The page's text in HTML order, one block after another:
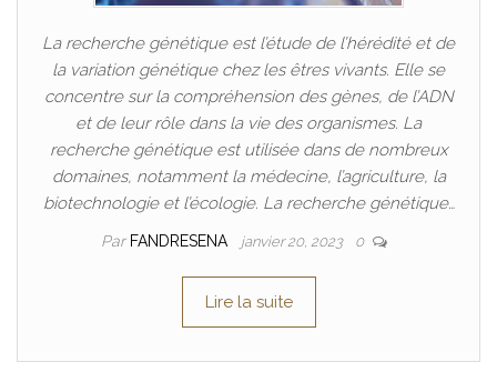
La recherche génétique est l’étude de l’hérédité et de
la variation génétique chez les êtres vivants. Elle se
concentre sur la compréhension des gènes, de l’ADN
et de leur rôle dans la vie des organismes. La
recherche génétique est utilisée dans de nombreux
domaines, notamment la médecine, l’agriculture, la
biotechnologie et l’écologie. La recherche génétique…
Par FANDRESENA janvier 20, 2023 0
Lire la suite